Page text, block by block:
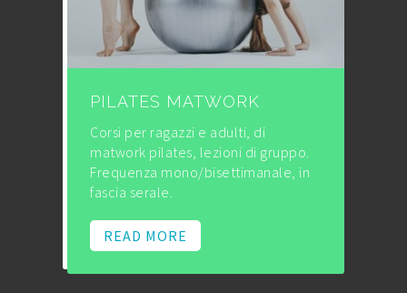
PILATES MATWORK
Corsi per ragazzi e adulti, di
matwork pilates, lezioni di gruppo.
Frequenza mono/bisettimanale, in
fascia serale.
READ MORE